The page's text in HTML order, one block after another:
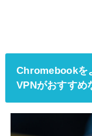
Chromebookを
VPNがおすすめ